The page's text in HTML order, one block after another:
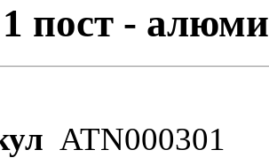
пост -
ATN000301